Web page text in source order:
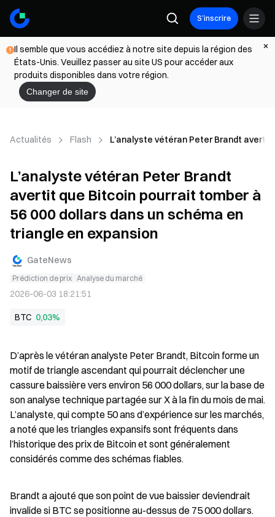
S’inscrire
Il semble que vous accédiez à notre site depuis la région des
États-Unis. Veuillez passer au site US pour accéder aux
produits disponibles dans votre région.
Changer de site
Actualités Flash L’analyste vétéran Peter Brandt avertit
L’analyste vétéran Peter Brandt
avertit que Bitcoin pourrait tomber à
56 000 dollars dans un schéma en
triangle en expansion
GateNews
Prédiction de prix Analyse du marché
2026-06-03 18:21:51
BTC 0,03%
D’après le vétéran analyste Peter Brandt, Bitcoin forme un
motif de triangle ascendant qui pourrait déclencher une
cassure baissière vers environ 56 000 dollars, sur la base de
son analyse technique partagée sur X à la fin du mois de mai.
L’analyste, qui compte 50 ans d’expérience sur les marchés,
a noté que les triangles expansifs sont fréquents dans
l’historique des prix de Bitcoin et sont généralement
considérés comme des schémas fiables.
Brandt a ajouté que son point de vue baissier deviendrait
invalide si BTC se positionne au-dessus de 75 000 dollars.